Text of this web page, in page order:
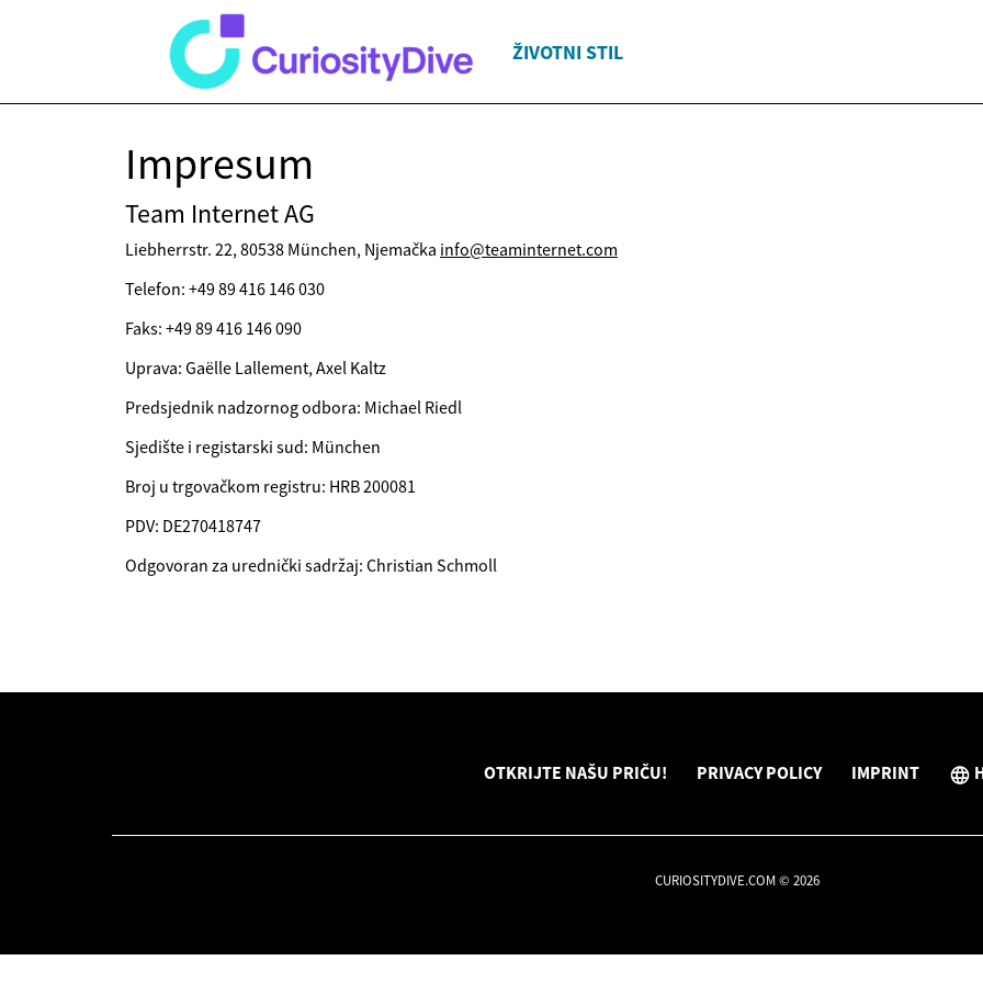
ŽIVOTNI STIL
Impresum
Team Internet AG
Liebherrstr. 22, 80538 München, Njemačka info@teaminternet.com
Telefon: +49 89 416 146 030
Faks: +49 89 416 146 090
Uprava: Gaëlle Lallement, Axel Kaltz
Predsjednik nadzornog odbora: Michael Riedl
Sjedište i registarski sud: München
Broj u trgovačkom registru: HRB 200081
PDV: DE270418747
Odgovoran za urednički sadržaj: Christian Schmoll
OTKRIJTE NAŠU PRIČU! PRIVACY POLICY IMPRINT
CURIOSITYDIVE.COM © 2026